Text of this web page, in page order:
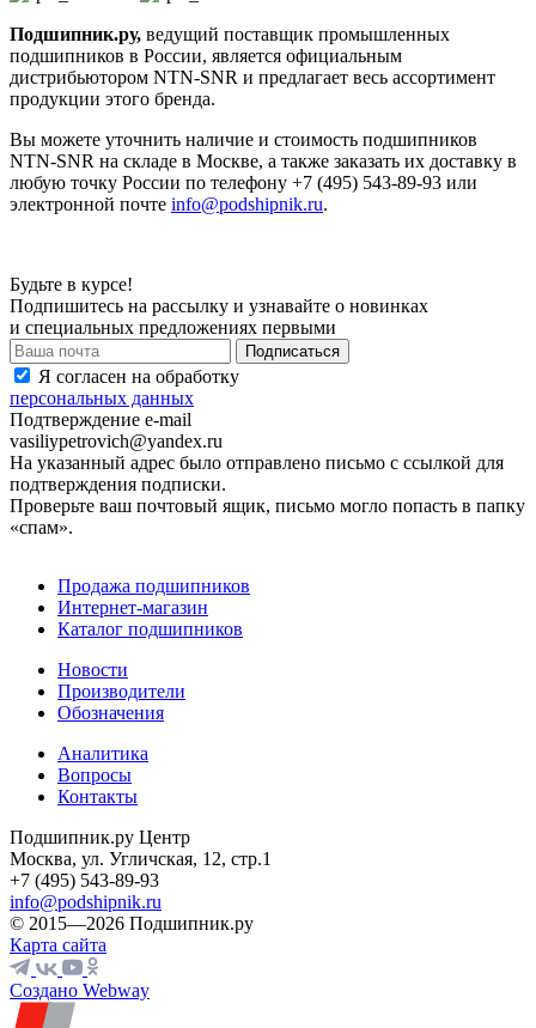
Подшипник.ру, ведущий поставщик промышленных
подшипников в России, является официальным
дистрибьютором NTN-SNR и предлагает весь ассортимент
продукции этого бренда.
Вы можете уточнить наличие и стоимость подшипников
NTN-SNR на складе в Москве, а также заказать их доставку в
любую точку России по телефону +7 (495) 543-89-93 или
электронной почте info@podshipnik.ru.
Будьте в курсе!
Подпишитесь на рассылку и узнавайте о новинках
и специальных предложениях первыми
Я согласен на обработку
персональных данных
Подтверждение e-mail
vasiliypetrovich@yandex.ru
На указанный адрес было отправлено письмо с ссылкой для
подтверждения подписки.
Проверьте ваш почтовый ящик, письмо могло попасть в папку
«спам».
Продажа подшипников
Интернет-магазин
Каталог подшипников
Новости
Производители
Обозначения
Аналитика
Вопросы
Контакты
Подшипник.ру Центр
Москва, ул. Угличская, 12, стр.1
+7 (495) 543-89-93
info@podshipnik.ru
© 2015—2026 Подшипник.ру
Карта сайта
Создано Webway